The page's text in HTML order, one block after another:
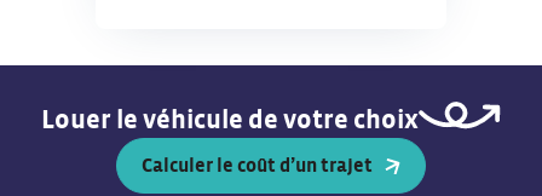
Louer le véhicule de votre choix
Calculer le coût d’un trajet